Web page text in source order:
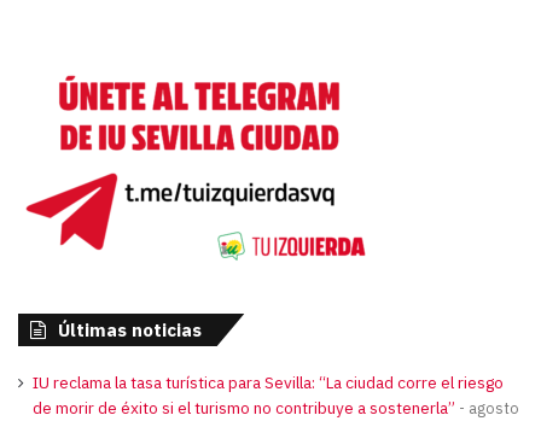
Últimas noticias
IU reclama la tasa turística para Sevilla: “La ciudad corre el riesgo
de morir de éxito si el turismo no contribuye a sostenerla”
agosto